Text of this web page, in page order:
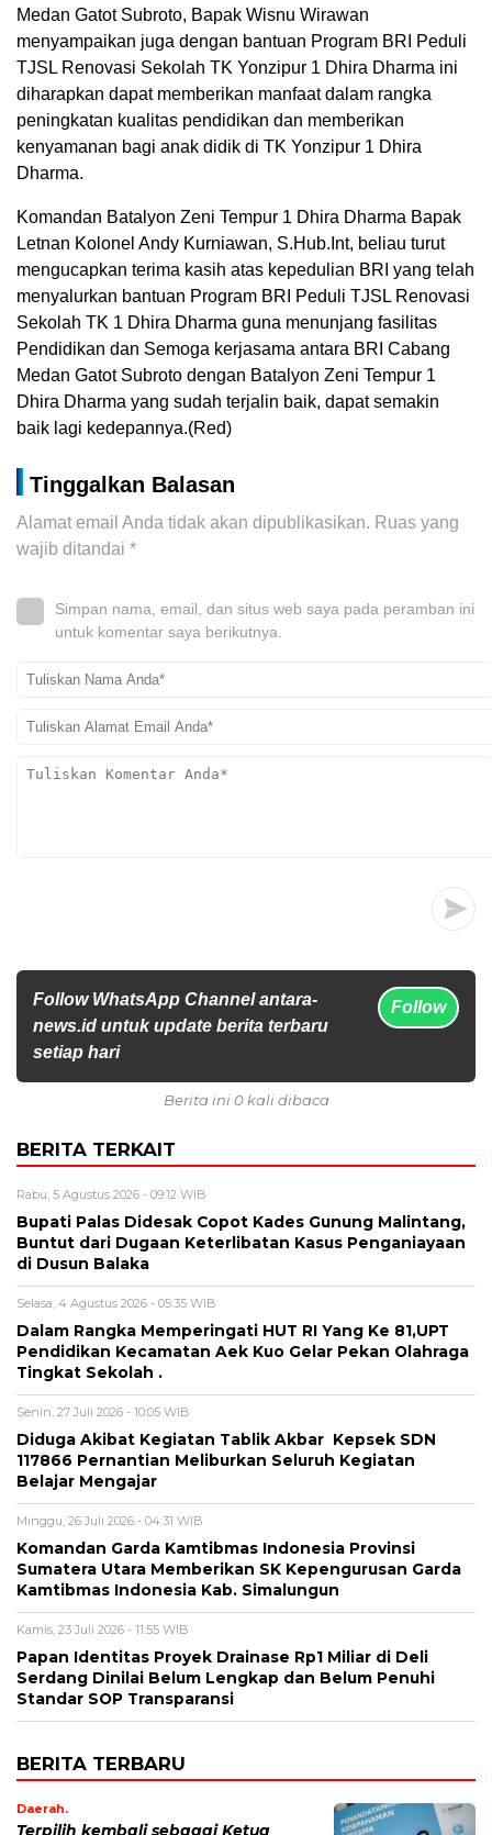
Medan Gatot Subroto, Bapak Wisnu Wirawan
menyampaikan juga dengan bantuan Program BRI Peduli
TJSL Renovasi Sekolah TK Yonzipur 1 Dhira Dharma ini
diharapkan dapat memberikan manfaat dalam rangka
peningkatan kualitas pendidikan dan memberikan
kenyamanan bagi anak didik di TK Yonzipur 1 Dhira
Dharma.
Komandan Batalyon Zeni Tempur 1 Dhira Dharma Bapak
Letnan Kolonel Andy Kurniawan, S.Hub.Int, beliau turut
mengucapkan terima kasih atas kepedulian BRI yang telah
menyalurkan bantuan Program BRI Peduli TJSL Renovasi
Sekolah TK 1 Dhira Dharma guna menunjang fasilitas
Pendidikan dan Semoga kerjasama antara BRI Cabang
Medan Gatot Subroto dengan Batalyon Zeni Tempur 1
Dhira Dharma yang sudah terjalin baik, dapat semakin
baik lagi kedepannya.(Red)
Tinggalkan Balasan
Alamat email Anda tidak akan dipublikasikan. Ruas yang
wajib ditandai *
Simpan nama, email, dan situs web saya pada peramban ini
untuk komentar saya berikutnya.
Follow WhatsApp Channel antara-
news.id untuk update berita terbaru
setiap hari
Follow
Berita ini 0 kali dibaca
BERITA TERKAIT
Rabu, 5 Agustus 2026 - 09:12 WIB
Bupati Palas Didesak Copot Kades Gunung Malintang,
Buntut dari Dugaan Keterlibatan Kasus Penganiayaan
di Dusun Balaka
Selasa, 4 Agustus 2026 - 05:35 WIB
Dalam Rangka Memperingati HUT RI Yang Ke 81,UPT
Pendidikan Kecamatan Aek Kuo Gelar Pekan Olahraga
Tingkat Sekolah .
Senin, 27 Juli 2026 - 10:05 WIB
Diduga Akibat Kegiatan Tablik Akbar Kepsek SDN
117866 Pernantian Meliburkan Seluruh Kegiatan
Belajar Mengajar
Minggu, 26 Juli 2026 - 04:31 WIB
Komandan Garda Kamtibmas Indonesia Provinsi
Sumatera Utara Memberikan SK Kepengurusan Garda
Kamtibmas Indonesia Kab. Simalungun
Kamis, 23 Juli 2026 - 11:55 WIB
Papan Identitas Proyek Drainase Rp1 Miliar di Deli
Serdang Dinilai Belum Lengkap dan Belum Penuhi
Standar SOP Transparansi
BERITA TERBARU
Daerah.
Terpilih kembali sebagai Ketua